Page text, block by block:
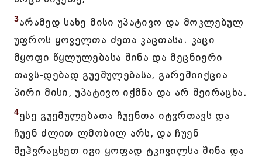
3არამედ სახე მისი უპატივო და მოკლებულ
უფროს ყოველთა ძეთა კაცთასა. კაცი
მყოფი წყლულებასა შინა და მეცნიერი
თავს-დებად გუემულებასა, გარემიიქცია
პირი მისი, უპატივო იქმნა და არ შეირაცხა.
4ესე გუემულებათა ჩუენთა იტჳრთავს და
ჩუენ ძლით ლმობილ არს, და ჩუენ
შეჰვრაცხეთ იგი ყოფად ტკივილსა შინა და